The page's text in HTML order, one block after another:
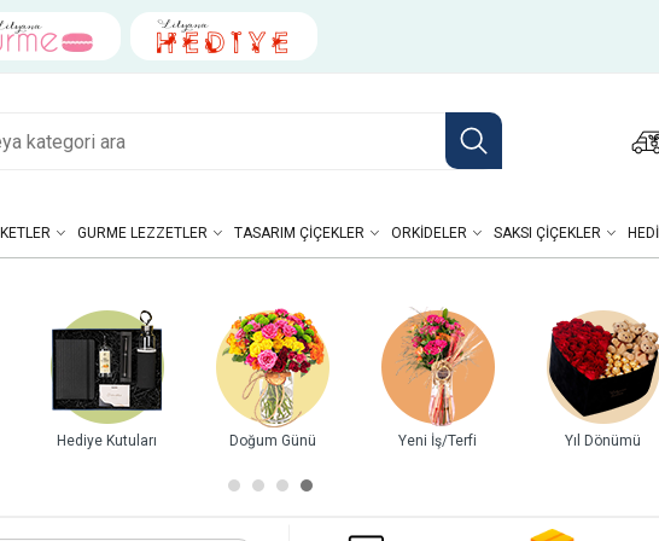
GURME LEZZETLER TASARIM ÇIÇEKLER ORKIDELER SAKSI ÇIÇEKLER
Kutuda Güller Buketler Gurme Lezzetler Tasarım